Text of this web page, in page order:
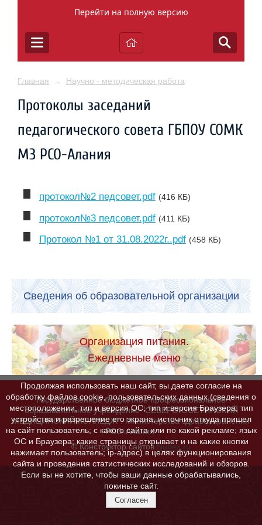
Перейти на полную версию
Главная → Научно - методическая работа
Протоколы заседаний
педагогического совета ГБПОУ СОМК
МЗ РСО-Алания
протокол№2 педсовет.pdf (416 КБ)
протокол№3 педсовет.pdf (411 КБ)
Протокол №1 от 31.08.2022г..pdf (458 КБ)
Сведения об образовательной организации
Организация питания.
Ежедневные меню
Государственное бюджетное профессиональное
образовательное учреждение "СЕВЕРО-ОСЕТИНСКИЙ
МЕДИЦИНСКИЙ КОЛЛЕДЖ". Министерства здравоохранения
РСО-Алания.
© Конструктор сайтовNubex.ru
Продолжая использовать наш сайт, вы даете согласие на
обработку файлов cookie, пользовательских данных (сведения о
местоположении; тип и версия ОС; тип и версия Браузера; тип
устройства и разрешение его экрана; источник откуда пришел
на сайт пользователь; с какого сайта или по какой рекламе; язык
ОС и Браузера; какие страницы открывает и на какие кнопки
нажимает пользователь; ip-адрес) в целях функционирования
сайта и проведения статистических исследований и обзоров.
Если вы не хотите, чтобы ваши данные обрабатывались,
покиньте сайт.
Согласен